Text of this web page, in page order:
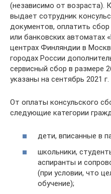
(независимо от возраста).
выдает сотрудник
документов, оплатить
или банковских автоматах
центрах Финляндии в
городах России
сервисный сбор в размере
указаны на сентябрь 2021 г.
От оплаты консульского
следующие категории
дети, вписанные в
школьники,
аспиранты и
(при условии, что
обучение);